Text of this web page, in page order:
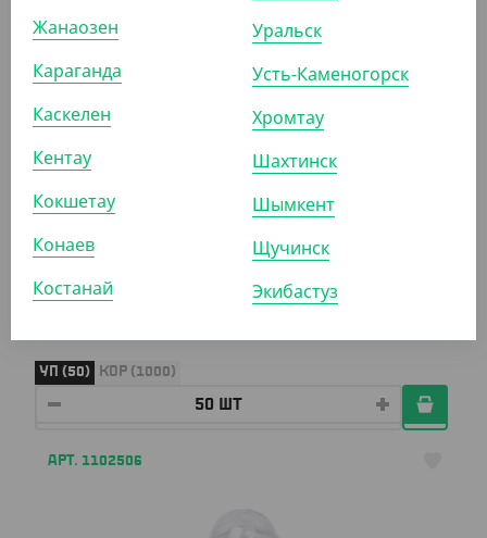
(10.40₸/ШТ)
УП (50) КОР (1000)
АРТ. 1102506
Жанаозен
Караганда
Каскелен
Кентау
Кокшетау
Конаев
Костанай
Уральск
Усть-Каменогорск
Хромтау
Шахтинск
Шымкент
Щучинск
Экибастуз